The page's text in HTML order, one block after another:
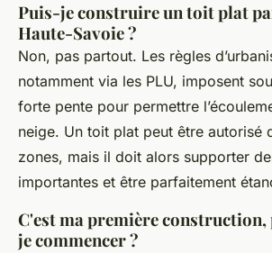
Puis-je construire un toit plat
Haute-Savoie ?
Non, pas partout. Les règles
notamment via les PLU, imposent
forte pente pour permettre
neige. Un toit plat peut être autorisé
zones, mais il doit alors supporter
importantes et être parfaitement
C'est ma première
je commencer ?